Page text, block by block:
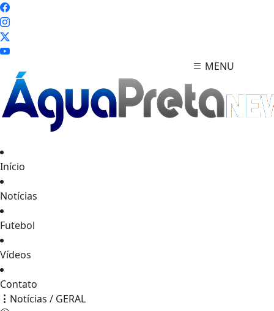
Início
Notícias
Futebol
Vídeos
Contato
Notícias / GERAL